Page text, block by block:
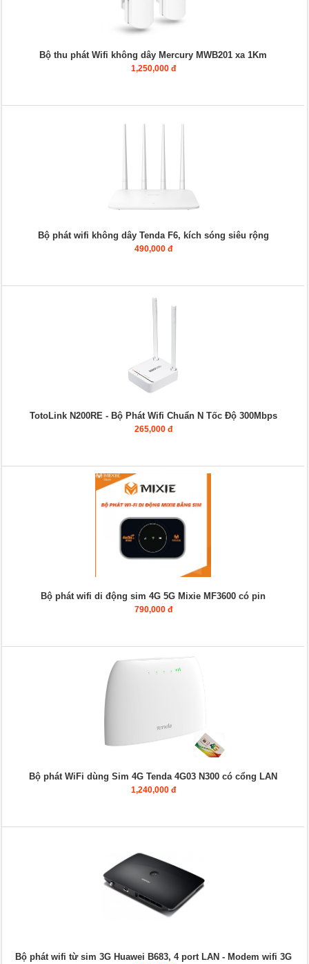
Bộ thu phát Wifi không dây Mercury MWB201 xa 1Km
1,250,000 đ
Bộ phát wifi không dây Tenda F6, kích sóng siêu rộng
490,000 đ
TotoLink N200RE - Bộ Phát Wifi Chuẩn N Tốc Độ 300Mbps
265,000 đ
Bộ phát wifi di động sim 4G 5G Mixie MF3600 có pin
790,000 đ
Bộ phát WiFi dùng Sim 4G Tenda 4G03 N300 có cổng LAN
1,240,000 đ
Bộ phát wifi từ sim 3G Huawei B683, 4 port LAN - Modem wifi 3G